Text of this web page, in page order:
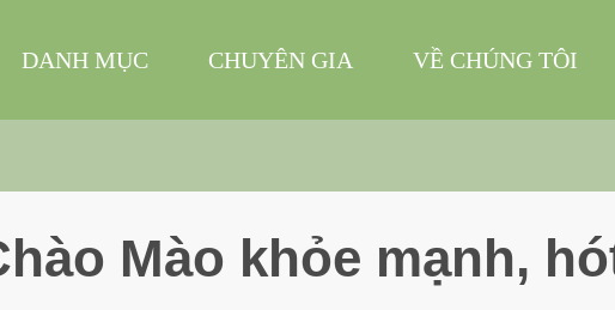
DANH MỤC CHUYÊN GIA VỀ CHÚNG TÔI
Mào khỏe mạnh,